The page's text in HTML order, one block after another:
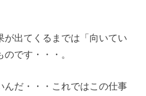
が出てくるまでは「向いてい
です・・・。
んだ・・・これではこの仕事